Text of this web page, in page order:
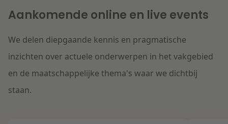
Aankomende online en live events
We delen diepgaande kennis en pragmatische
inzichten over actuele onderwerpen in het vakgebied
en de maatschappelijke thema's waar we dichtbij
staan.